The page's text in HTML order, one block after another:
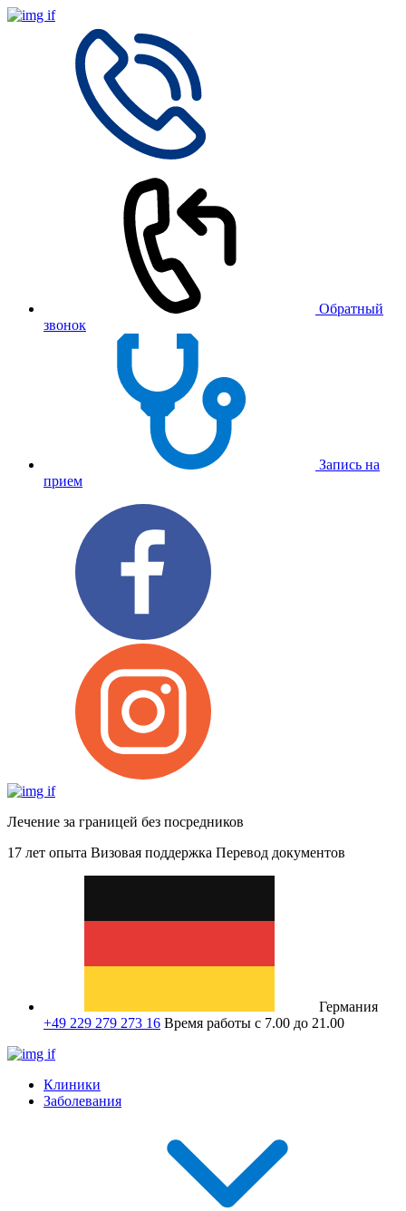
Обратный
звонок
Запись на
прием
Лечение за границей без посредников
17 лет опыта Визовая поддержка Перевод документов
Германия
+49 229 279 273 16 Время работы с 7.00 до 21.00
Клиники
Заболевания